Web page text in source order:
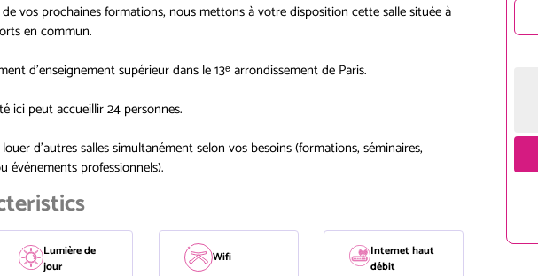
vos prochaines formations, nous mettons à votre disposition cette salle située à
en commun.
d'enseignement supérieur dans le 13ᵉ arrondissement de Paris.
ici peut accueillir 24 personnes.
d'autres salles simultanément selon vos besoins (formations, séminaires,
événements professionnels).
Lumière de
jour
Wifi
Internet haut
débit